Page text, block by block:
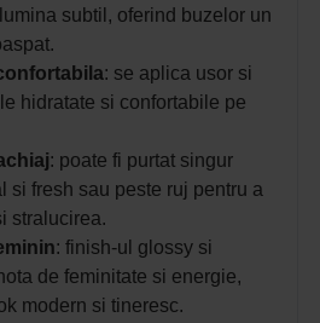
subtil, oferind buzelor un
: se aplica usor si
hidratate si confortabile pe
: poate fi purtat singur
si fresh sau peste ruj pentru a
stralucirea.
: finish-ul glossy si
de feminitate si energie,
modern si tineresc.